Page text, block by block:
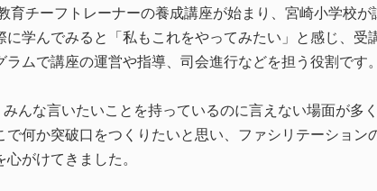
育チーフトレーナーの養成講座が始まり、宮崎小学校
学んでみると「私もこれをやってみたい」と感じ、受
ムで講座の運営や指導、司会進行などを担う役割です。
みんな言いたいことを持っているのに言えない場面が多
で何か突破口をつくりたいと思い、ファシリテーショ
がけてきました。